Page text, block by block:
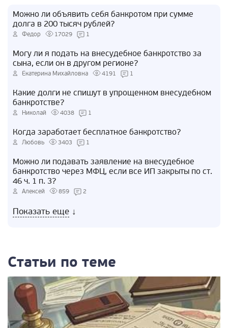
Можно ли объявить себя банкротом при сумме
долга в 200 тысяч рублей?
Федор 17029 1
Могу ли я подать на внесудебное банкротство за
сына, если он в другом регионе?
Екатерина Михайловна 4191 1
Какие долги не спишут в упрощенном внесудебном
банкротстве?
Николай 4038 1
Когда заработает бесплатное банкротство?
Любовь 3403 1
Можно ли подавать заявление на внесудебное
банкротство через МФЦ, если все ИП закрыты по ст.
46 ч. 1 п. 3?
Алексей 859 2
Показать еще ↓
Статьи по теме